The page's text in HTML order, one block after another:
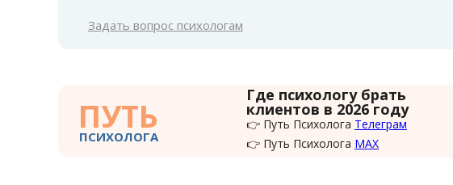
Задать вопрос психологам
ПУТЬ
ПСИХОЛОГА
Где психологу брать
клиентов в 2026 году
👉 Путь Психолога Телеграм
👉 Путь Психолога MAX